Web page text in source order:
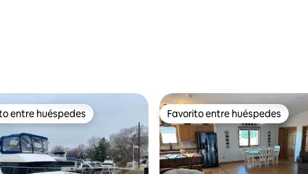
huéspedes preferido
entre huéspedes Favorito entre huéspedes
Favorito entre huéspedes